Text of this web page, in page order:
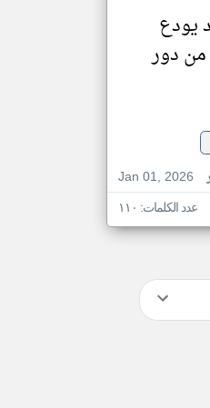
يودع
كأس إفريقيا 2025 من دور
Jan 01, 2026
عدد الكلمات: ١١٠